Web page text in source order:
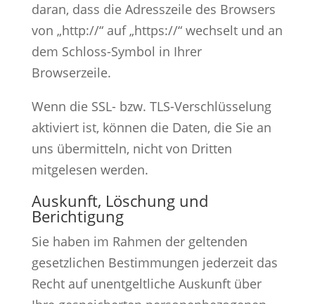
daran, dass die Adresszeile des Browsers
von „http://“ auf „https://“ wechselt und an
dem Schloss-Symbol in Ihrer
Browserzeile.
Wenn die SSL- bzw. TLS-Verschlüsselung
aktiviert ist, können die Daten, die Sie an
uns übermitteln, nicht von Dritten
mitgelesen werden.
Auskunft, Löschung und
Berichtigung
Sie haben im Rahmen der geltenden
gesetzlichen Bestimmungen jederzeit das
Recht auf unentgeltliche Auskunft über